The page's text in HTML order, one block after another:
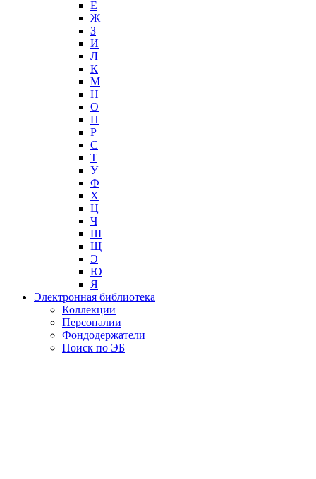
Е
Ж
З
И
Л
К
М
Н
О
П
Р
С
Т
У
Ф
Х
Ц
Ч
Ш
Щ
Э
Ю
Я
Электронная библиотека
Коллекции
Персоналии
Фондодержатели
Поиск по ЭБ